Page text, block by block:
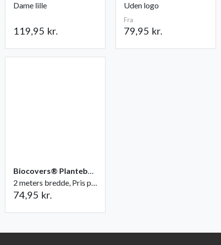
Dame lille
119,95 kr.
Uden logo
Fra
79,95 kr.
Biocovers® Plantebaseret ukrudtsdug - 100% nedbrydelig
2 meters bredde, Pris pr. løbende meter
74,95 kr.